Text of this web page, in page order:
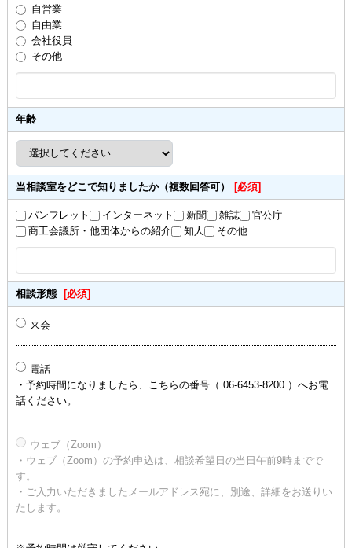
自営業
自由業
会社役員
その他
年齢
当相談室をどこで知りましたか（複数回答可） [必須]
パンフレット インターネット 新聞 雑誌
官公庁
商工会議所・他団体からの紹介
知人 その他
相談形態 [必須]
来会
電話
・予約時間になりましたら、こちらの番号（ 06-6453-8200 ）へお電
話ください。
ウェブ（Zoom）
・ウェブ（Zoom）の予約申込は、相談希望日の当日午前9時までで
す。
・ご入力いただきましたメールアドレス宛に、別途、詳細をお送りい
たします。